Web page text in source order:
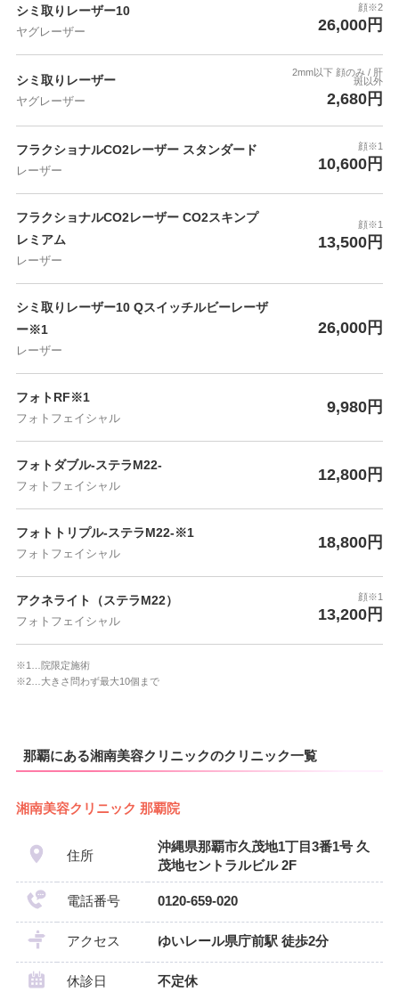
シミ取りレーザー10
ヤグレーザー
顔※2
26,000円
シミ取りレーザー
ヤグレーザー
2mm以下 顔のみ / 肝
斑以外
2,680円
フラクショナルCO2レーザー スタンダード
レーザー
顔※1
10,600円
フラクショナルCO2レーザー CO2スキンプ
レミアム
レーザー
顔※1
13,500円
シミ取りレーザー10 Qスイッチルビーレーザ
ー※1
レーザー
26,000円
フォトRF※1
フォトフェイシャル
9,980円
フォトダブル-ステラM22-
フォトフェイシャル
12,800円
フォトトリプル-ステラM22-※1
フォトフェイシャル
18,800円
アクネライト（ステラM22）
フォトフェイシャル
顔※1
13,200円
※1…院限定施術
※2…大きさ問わず最大10個まで
那覇にある湘南美容クリニックのクリニック一覧
湘南美容クリニック 那覇院
住所
沖縄県那覇市久茂地1丁目3番1号 久
茂地セントラルビル 2F
電話番号 0120-659-020
アクセス ゆいレール県庁前駅 徒歩2分
休診日 不定休